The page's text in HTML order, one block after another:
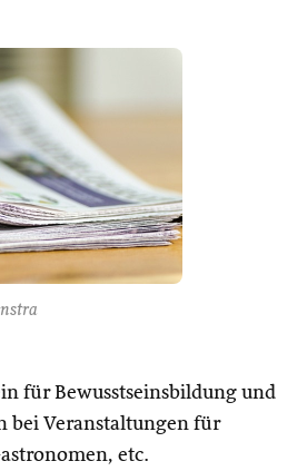
für Bewusstseinsbildung und
bei Veranstaltungen für
etc.